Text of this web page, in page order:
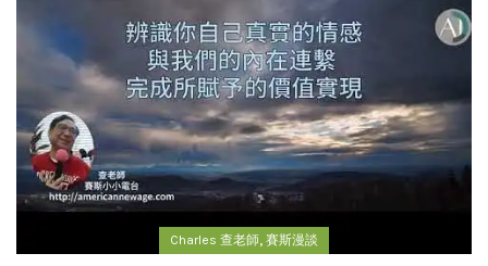
Charles 查老師, 賽斯漫談